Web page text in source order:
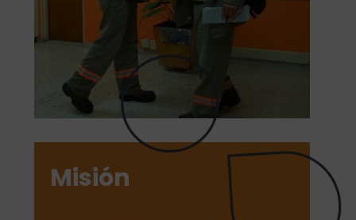
Misión